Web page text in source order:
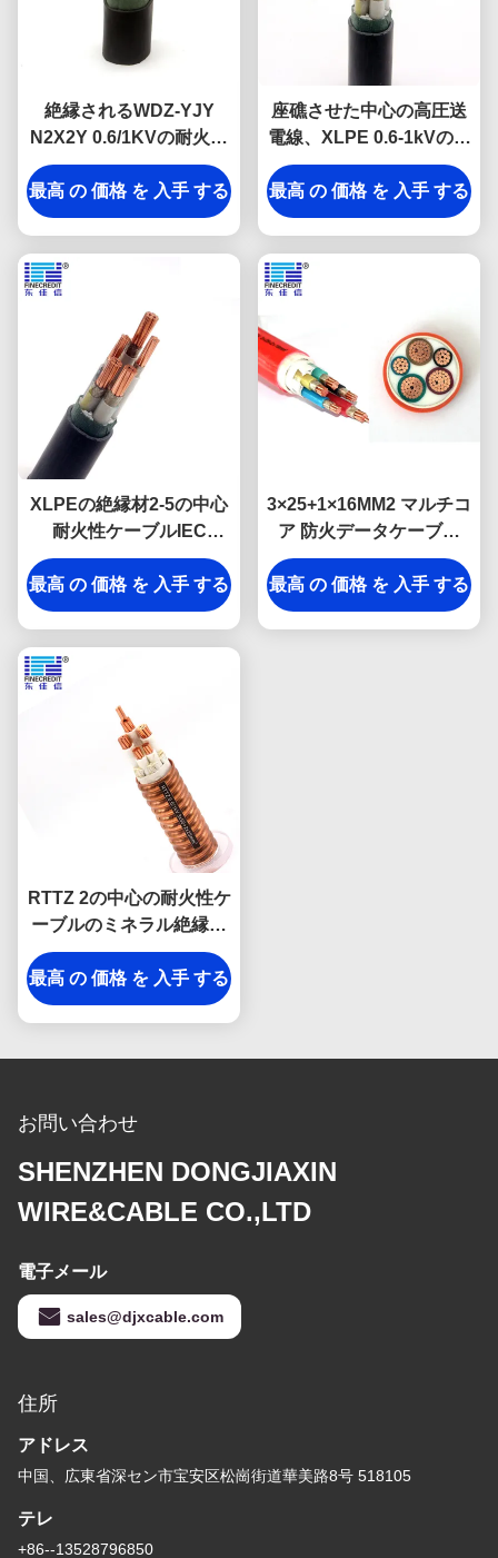
絶縁されるWDZ-YJY
N2X2Y 0.6/1KVの耐火性
ケーブルはコンダクター
XLPEを銅張りにする
最高 の 価格 を 入手 する
座礁させた中心の高圧送
電線、XLPE 0.6-1kVの耐
火性ケーブル
最高 の 価格 を 入手 する
XLPEの絶縁材2-5の中心
耐火性ケーブルIEC
60502 N-YJV
最高 の 価格 を 入手 する
3×25+1×16MM2 マルチコ
ア 防火データケーブル
LSZH 600/1000V DJXケ
ーブル
最高 の 価格 を 入手 する
RTTZ 2の中心の耐火性ケ
ーブルのミネラル絶縁さ
れた地下の使用LZSH送
電線
最高 の 価格 を 入手 する
お問い合わせ
SHENZHEN DONGJIAXIN
WIRE&CABLE CO.,LTD
電子メール
sales@djxcable.com
住所
アドレス
中国、広東省深セン市宝安区松崗街道華美路8号 518105
テレ
+86--13528796850